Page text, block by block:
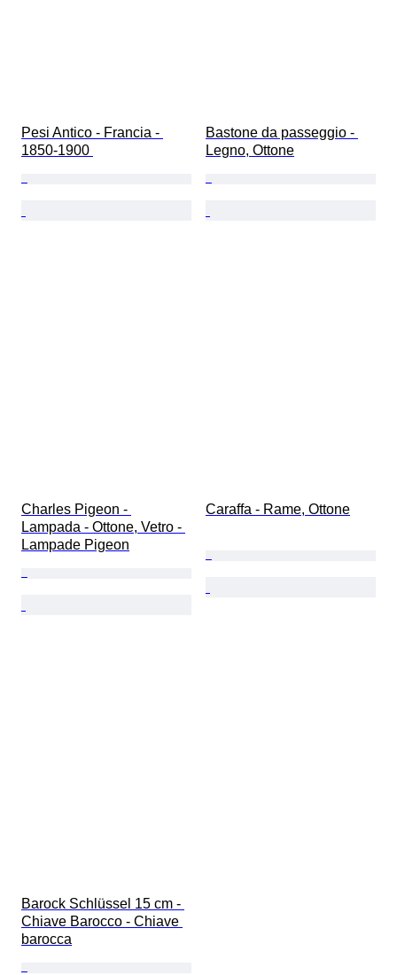
Pesi Antico - Francia -
1850-1900
Bastone da passeggio -
Legno, Ottone
Charles Pigeon -
Lampada - Ottone, Vetro -
Lampade Pigeon
Caraffa - Rame, Ottone
Barock Schlüssel 15 cm -
Chiave Barocco - Chiave
barocca